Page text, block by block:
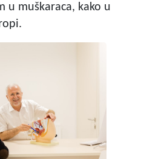
u muškaraca, kako u